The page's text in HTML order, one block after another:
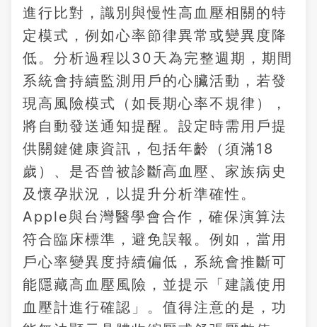
進行比對，識別與慢性高血壓相關的特
定模式，例如心率節律異常或變異度降
低。分析過程以30天為完整週期，期間
系統會持續監測用戶的心臟活動，若發
現高風險模式（如長期心率不規律），
將自動發送通知提醒。設定時需用戶提
供關鍵健康資訊，包括年齡（須滿18
歲）、是否曾被診斷高血壓、家族病史
及懷孕狀況，以提升分析準確性。
Apple與台灣醫學會合作，確保演算法
符合臨床標準，避免誤報。例如，當用
戶心率變異度持續偏低，系統會推斷可
能隱藏高血壓風險，並提示「建議使用
血壓計進行確認」。值得注意的是，功